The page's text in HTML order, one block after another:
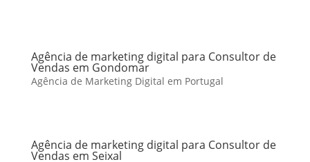
Agência de marketing digital para Consultor de
Vendas em Gondomar
Agência de Marketing Digital em Portugal
Agência de marketing digital para Consultor de
Vendas em Seixal